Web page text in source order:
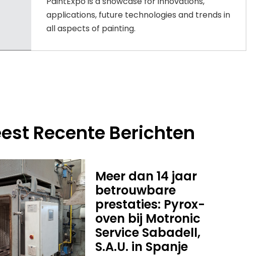
applications, future technologies and trends in
all aspects of painting.
Recente Berichten
Meer dan 14 jaar
betrouwbare
prestaties: Pyrox-
oven bij Motronic
Service Sabadell,
S.A.U. in Spanje